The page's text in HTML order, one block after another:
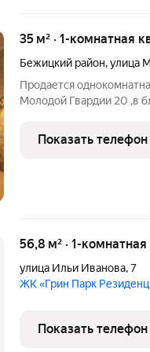
35 м² · 1-комнатная
Бежицкий район,улица
Продается
Молодой Гвардии 20 ,в
Кирпичный дом.
Большая
Показать телефон
56,8 м² · 1-
улица Ильи Иванова,7
ЖК «Грин Парк
Показать телефон